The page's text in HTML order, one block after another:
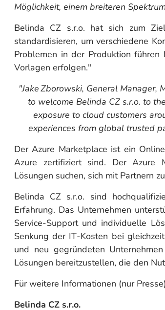
Möglichkeit, einem breiteren
Belinda CZ s.r.o. hat sich zum
standardisieren, um verschiedene
Problemen in der Produktion
Vorlagen erfolgen."
"Jake Zborowski, General
to welcome Belinda CZ s.r.o. to
exposure to cloud customers
experiences from global trusted
Der Azure Marketplace ist ein
Azure zertifiziert sind. Der Azure
Lösungen suchen, sich mit Partnern
Belinda CZ s.r.o. sind
Erfahrung. Das Unternehmen
Service-Support und individuelle
Senkung der IT-Kosten bei
und neu gegründeten
Lösungen bereitzustellen, die den
Für weitere Informationen (nur
Belinda CZ s.r.o.